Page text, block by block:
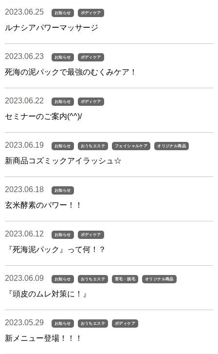
2023.06.25 お知らせ ボディケア
ルナシアパワーマッサージ
2023.06.23 お知らせ ボディケア
死海の泥パックで最強のむくみケア！
2023.06.22 お知らせ ボディケア
セミナーのご案内(^^)/
2023.06.19 お知らせ おうちエステ フェイシャルケア オリジナル商品
新商品コズミックアイラッシュ☆
2023.06.18 お知らせ
玄米酵素のパワー！！
2023.06.12 お知らせ ボディケア
『死海泥パック』って何！？
2023.06.09 お知らせ おうちエステ 育毛・脱毛 オリジナル商品
『頭皮のムレ対策に！』
2023.05.29 お知らせ おうちエステ ボディケア
新メニュー登場！！！